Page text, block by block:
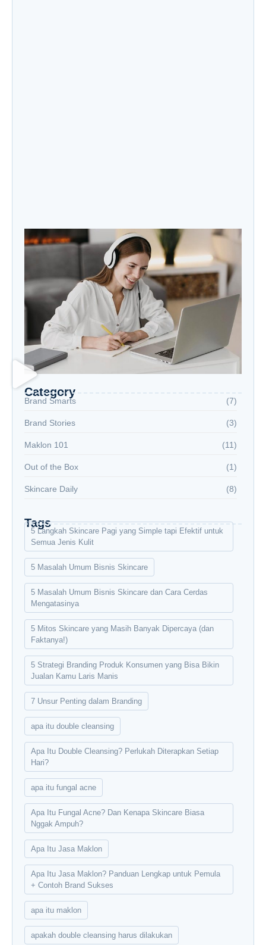
Category
Brand Smarts (7)
Brand Stories (3)
Maklon 101 (11)
Out of the Box (1)
Skincare Daily (8)
Tags
5 Langkah Skincare Pagi yang Simple tapi Efektif untuk
Semua Jenis Kulit
5 Masalah Umum Bisnis Skincare
5 Masalah Umum Bisnis Skincare dan Cara Cerdas
Mengatasinya
5 Mitos Skincare yang Masih Banyak Dipercaya (dan
Faktanya!)
5 Strategi Branding Produk Konsumen yang Bisa Bikin
Jualan Kamu Laris Manis
7 Unsur Penting dalam Branding
apa itu double cleansing
Apa Itu Double Cleansing? Perlukah Diterapkan Setiap
Hari?
apa itu fungal acne
Apa Itu Fungal Acne? Dan Kenapa Skincare Biasa
Nggak Ampuh?
Apa Itu Jasa Maklon
Apa Itu Jasa Maklon? Panduan Lengkap untuk Pemula
+ Contoh Brand Sukses
apa itu maklon
apakah double cleansing harus dilakukan